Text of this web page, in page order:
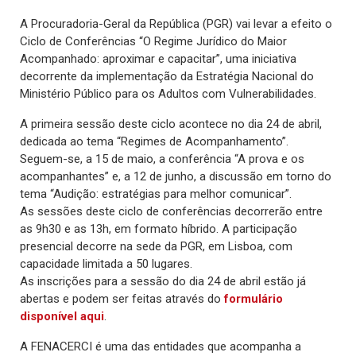
A Procuradoria-Geral da República (PGR) vai levar a efeito o
Ciclo de Conferências “O Regime Jurídico do Maior
Acompanhado: aproximar e capacitar”, uma iniciativa
decorrente da implementação da Estratégia Nacional do
Ministério Público para os Adultos com Vulnerabilidades.
A primeira sessão deste ciclo acontece no dia 24 de abril,
dedicada ao tema “Regimes de Acompanhamento”.
Seguem-se, a 15 de maio, a conferência “A prova e os
acompanhantes” e, a 12 de junho, a discussão em torno do
tema “Audição: estratégias para melhor comunicar”.
As sessões deste ciclo de conferências decorrerão entre
as 9h30 e as 13h, em formato híbrido. A participação
presencial decorre na sede da PGR, em Lisboa, com
capacidade limitada a 50 lugares.
As inscrições para a sessão do dia 24 de abril estão já
abertas e podem ser feitas através doformulário
disponível aqui.
A FENACERCI é uma das entidades que acompanha a